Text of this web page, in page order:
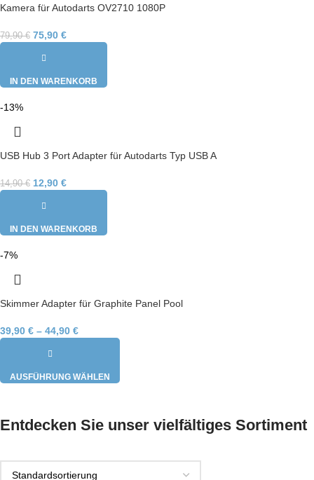
Kamera für Autodarts OV2710 1080P
79,90€ 75,90 €
IN DEN WARENKORB
-13%
USB Hub 3 Port Adapter für Autodarts Typ USB A
14,90€ 12,90 €
IN DEN WARENKORB
-7%
Skimmer Adapter für Graphite Panel Pool
39,90 € – 44,90 €
AUSFÜHRUNG WÄHLEN
Entdecken Sie unser vielfältiges Sortiment